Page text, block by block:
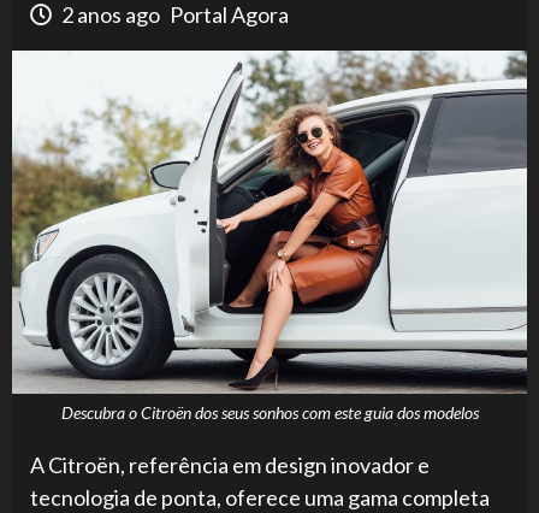
2 anos ago Portal Agora
Descubra o Citroën dos seus sonhos com este guia dos modelos
A Citroën, referência em design inovador e
tecnologia de ponta, oferece uma gama completa